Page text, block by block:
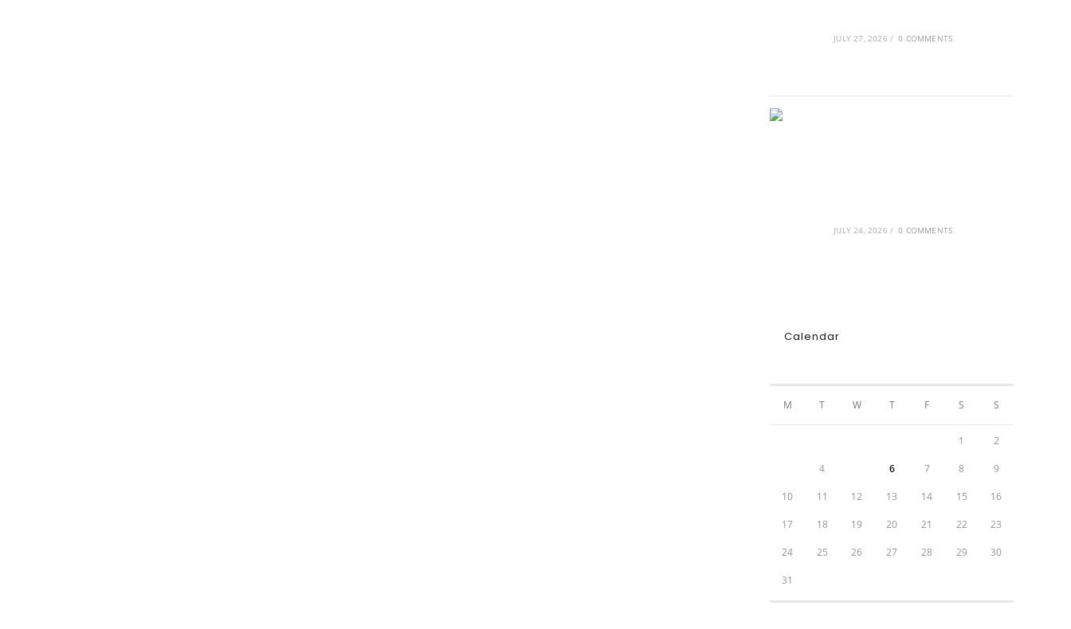
JULY 27, 2026 / 0 COMMENTS
JULY 24, 2026 / 0 COMMENTS
Calendar
M T W T F S S
1 2
4 6 7 8 9
10 11 12 13 14 15 16
17 18 19 20 21 22 23
24 25 26 27 28 29 30
31